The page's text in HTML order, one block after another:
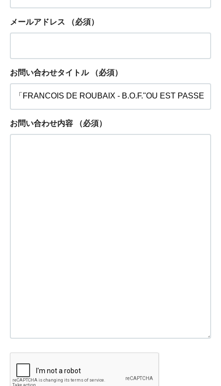
メールアドレス （必須）
お問い合わせタイトル （必須）
お問い合わせ内容 （必須）